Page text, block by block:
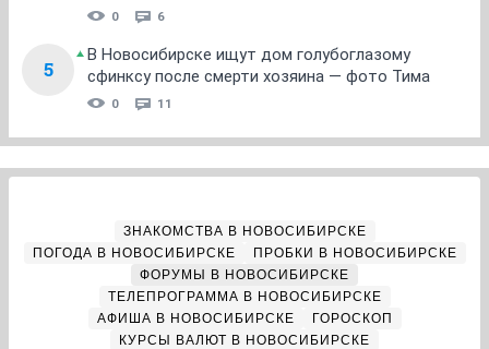
0 6
5
В Новосибирске ищут дом голубоглазому
сфинксу после смерти хозяина — фото Тима
0 11
ЗНАКОМСТВА В НОВОСИБИРСКЕ
ПОГОДА В НОВОСИБИРСКЕ
ПРОБКИ В НОВОСИБИРСКЕ
ФОРУМЫ В НОВОСИБИРСКЕ
ТЕЛЕПРОГРАММА В НОВОСИБИРСКЕ
АФИША В НОВОСИБИРСКЕ
ГОРОСКОП
КУРСЫ ВАЛЮТ В НОВОСИБИРСКЕ